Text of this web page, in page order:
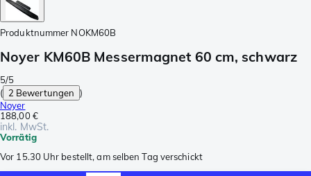
Produktnummer NOKM60B
Noyer KM60B Messermagnet 60 cm, schwarz
5/5
( 2 Bewertungen )
Noyer
188,00 €
inkl. MwSt.
Vorrätig
Vor 15.30 Uhr bestellt, am selben Tag verschickt